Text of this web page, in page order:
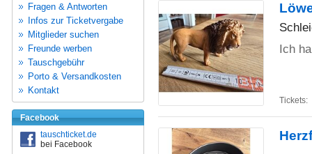
Fragen & Antworten
Infos zur Ticketvergabe
Mitglieder suchen
Freunde werben
Tauschgebühr
Porto & Versandkosten
Kontakt
Facebook
tauschticket.de
bei Facebook
Ich
Tickets: